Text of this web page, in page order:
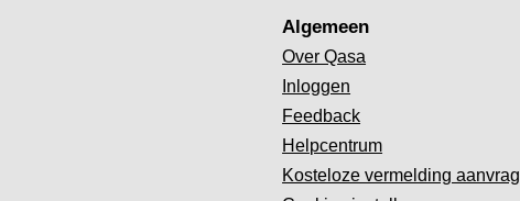
Algemeen
Over Qasa
Inloggen
Feedback
Helpcentrum
Kosteloze vermelding